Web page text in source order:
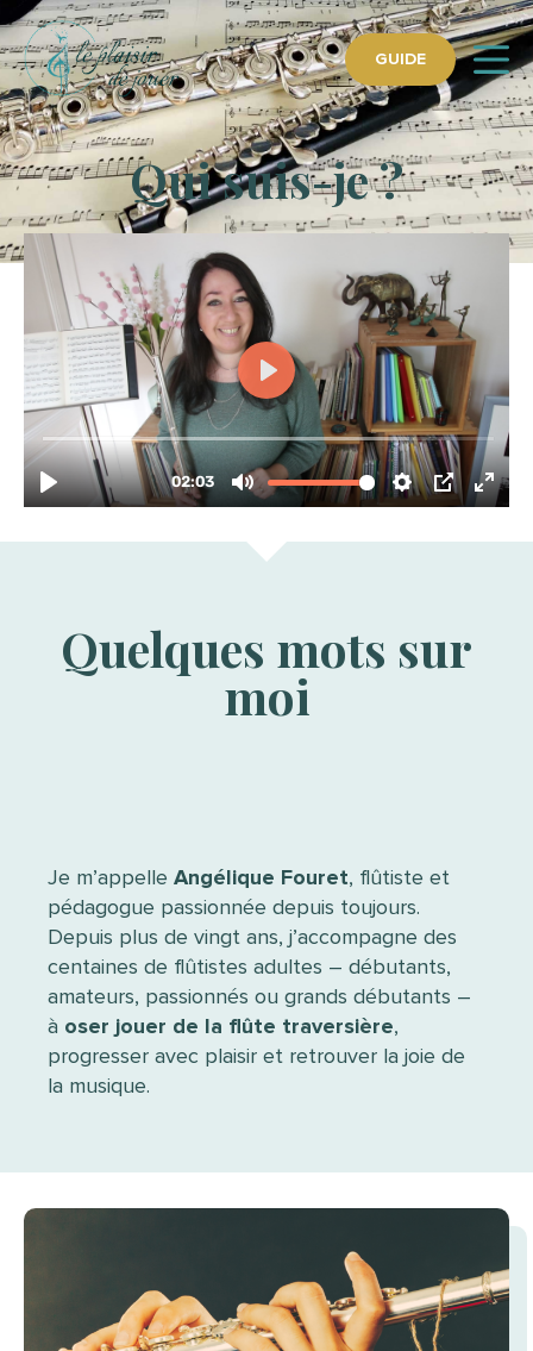
GUIDE
Qui suis-je ?
Quelques mots sur
moi
Je m’appelle Angélique Fouret, flûtiste et
pédagogue passionnée depuis toujours.
Depuis plus de vingt ans, j’accompagne des
centaines de flûtistes adultes – débutants,
amateurs, passionnés ou grands débutants –
à oser jouer de la flûte traversière,
progresser avec plaisir et retrouver la joie de
la musique.